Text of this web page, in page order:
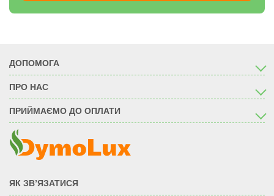
ДОПОМОГА
ПРО НАС
ПРИЙМАЄМО ДО ОПЛАТИ
ЯК ЗВ’ЯЗАТИСЯ